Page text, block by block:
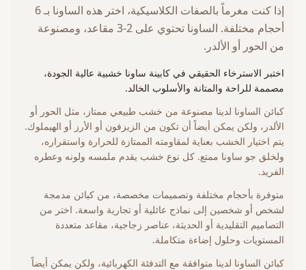
إذا كنت مغرماً بالصفات الكلاسيكية، اختر هذه الساونا بـ 6
أحجام مختلفة. الساونا تحتوي على 2-3 مقاعد، ومصنوعة
من الحور أو الألدر.
اختبر الاسترخاء الحقيقي في كابينة ساونا خشبية عالية الجودة،
مصممة للراحة والمتانة والأسلوب الخالد.
كبائن الساونا لدينا مصنوعة من خشب طبيعي ممتاز، مثل الحور أو
الألدر، ولكن يمكن أيضاً أن تكون من الزيزفون أو الأرز أو الهيملوك.
يتم اختيار الخشب بعناية لمقاومته الممتازة للحرارة واستقراره،
ولخلق جو ساونا ممتع. كل نوع خشب يقدم ملمسه ولونه وعطره
الفريد.
متوفرة بأحجام مختلفة وتصميمات مخصصة، من كبائن مدمجة
لشخص أو شخصين إلى نماذج عائلية أو تجارية واسعة. اختر من
التصاميم التقليدية أو الحديثة، عناصر زجاجية، مقاعد متعددة
المستويات وحلول إضاءة متكاملة.
كبائن الساونا لدينا متوافقة مع التدفئة الكهربائية، ولكن يمكن أيضاً